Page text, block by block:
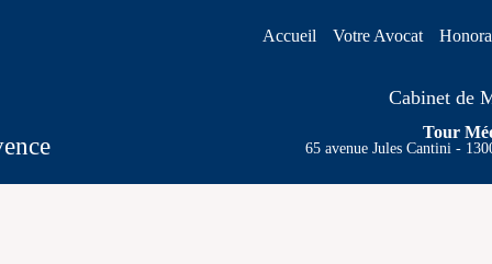
Accueil Votre Avocat
Cabinet de
Tour
65 avenue Jules Cantini -